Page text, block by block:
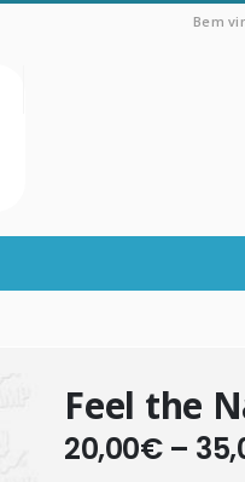
Bem
Feel the
20,00€–